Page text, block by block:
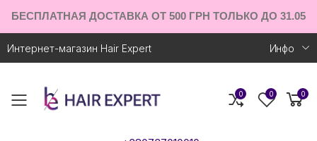
БЕСПЛАТНАЯ ДОСТАВКА ОТ 500 ГРН ТОЛЬКО ДО 31.05
Интернет-магазин Hair Expert Инфо
Toggle mobile menu
0 0 0